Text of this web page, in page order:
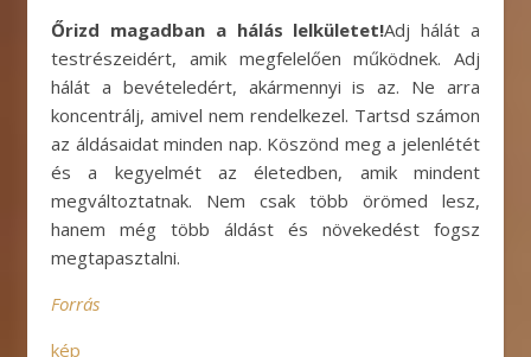
Őrizd magadban a hálás lelkületet!Adj hálát a
testrészeidért, amik megfelelően működnek. Adj
hálát a bevételedért, akármennyi is az. Ne arra
koncentrálj, amivel nem rendelkezel. Tartsd számon
az áldásaidat minden nap. Köszönd meg a jelenlétét
és a kegyelmét az életedben, amik mindent
megváltoztatnak. Nem csak több örömed lesz,
hanem még több áldást és növekedést fogsz
megtapasztalni.
Forrás
kép